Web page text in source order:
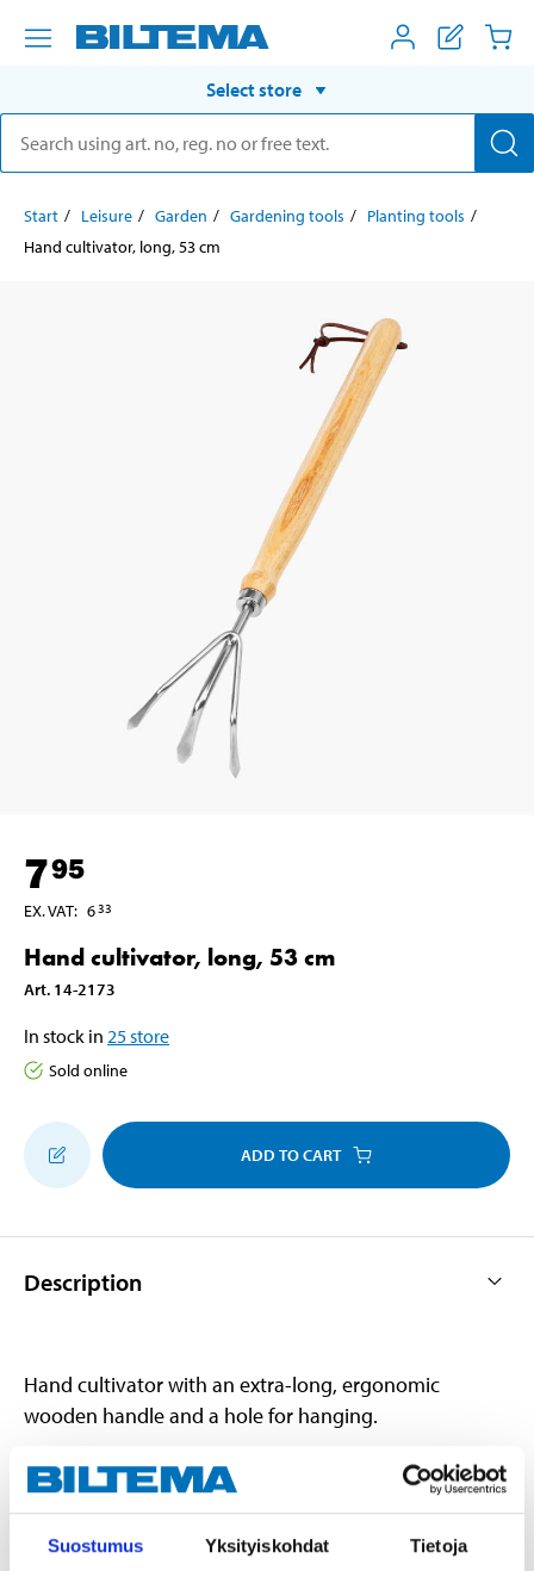
Suostumus Yksityiskohdat Tietoja
Select store
Start Leisure Garden Gardening tools
Planting tools
Hand cultivator, long, 53 cm
795
EX. VAT: 633
Hand cultivator, long, 53 cm
Art. 14-2173
In stock in 25store
Sold online
ADD TO CART
Description
Hand cultivator with an extra-long, ergonomic
wooden handle and a hole for hanging.
Technical specifications